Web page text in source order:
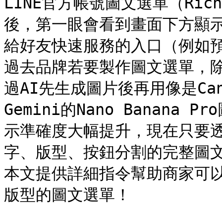
後，第一眼會看到畫面下方顯
給好友快速服務的入口（例
過去品牌若要製作圖文選單，
過AI先生成圖片後再用像是
Gemini的Nano Banana Pro
示準確度大幅提升，現在只要
字、版型、按鈕分割的完整圖
本文提供詳細指令幫助商家可
版型的圖文選單！